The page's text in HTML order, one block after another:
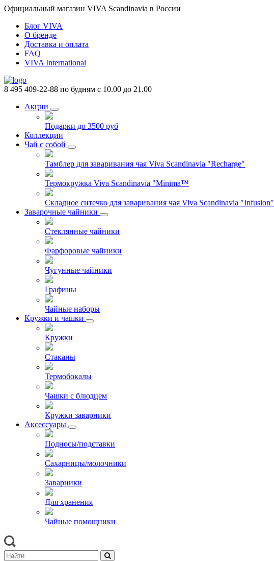
Официальный магазин VIVA Scandinavia в России
Блог VIVA
О бренде
Доставка и оплата
FAQ
VIVA International
8 495 409-22-88 по будням с 10.00 до 21.00
Акции
Подарки до 3500 руб
Коллекции
Чай с собой
Тамблер для заваривания чая Viva Scandinavia "Recharge"
Термокружка Viva Scandinavia "Minima™
Складное ситечко для заваривания чая Viva Scandinavia "Infusion"
Заварочные чайники
Стеклянные чайники
Фарфоровые чайники
Чугунные чайники
Графины
Чайные наборы
Кружки и чашки
Кружки
Стаканы
Термобокалы
Чашки с блюдцем
Кружки заварники
Аксессуары
Подносы/подставки
Сахарницы/молочники
Заварники
Для хранения
Чайные помощники